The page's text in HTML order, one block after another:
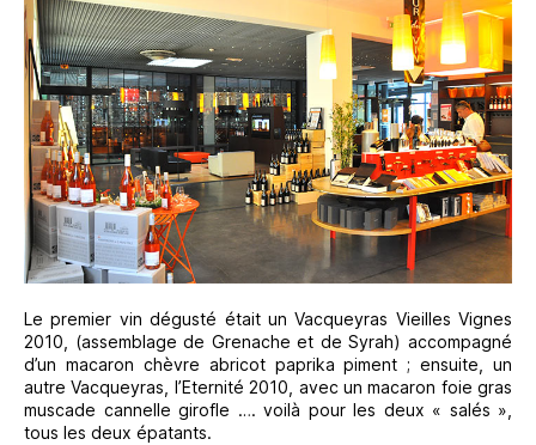
Le premier vin dégusté était un Vacqueyras Vieilles Vignes
2010, (assemblage de Grenache et de Syrah) accompagné
d’un macaron chèvre abricot paprika piment ; ensuite, un
autre Vacqueyras, l’Eternité 2010, avec un macaron foie gras
muscade cannelle girofle …. voilà pour les deux « salés »,
tous les deux épatants.